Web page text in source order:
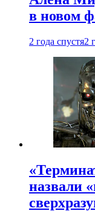
в новом
2 года спустя2
назвали